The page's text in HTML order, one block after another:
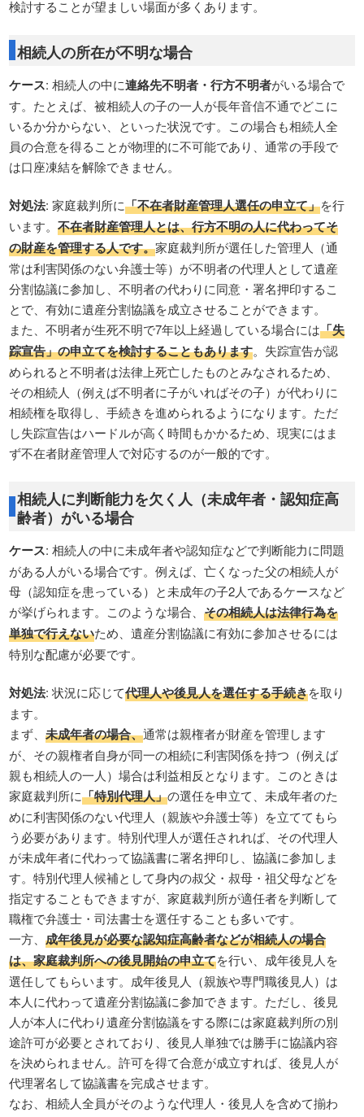
検討することが望ましい場面が多くあります。
相続人の所在が不明な場合
ケース: 相続人の中に連絡先不明者・行方不明者がいる場合で
す。たとえば、被相続人の子の一人が長年音信不通でどこに
いるか分からない、といった状況です。この場合も相続人全
員の合意を得ることが物理的に不可能であり、通常の手段で
は口座凍結を解除できません。
対処法: 家庭裁判所に「不在者財産管理人選任の申立て」を行
います。不在者財産管理人とは、行方不明の人に代わってそ
の財産を管理する人です。家庭裁判所が選任した管理人（通
常は利害関係のない弁護士等）が不明者の代理人として遺産
分割協議に参加し、不明者の代わりに同意・署名押印するこ
とで、有効に遺産分割協議を成立させることができます。
また、不明者が生死不明で7年以上経過している場合には「失
踪宣告」の申立てを検討することもあります。失踪宣告が認
められると不明者は法律上死亡したものとみなされるため、
その相続人（例えば不明者に子がいればその子）が代わりに
相続権を取得し、手続きを進められるようになります。ただ
し失踪宣告はハードルが高く時間もかかるため、現実にはま
ず不在者財産管理人で対応するのが一般的です。
相続人に判断能力を欠く人（未成年者・認知症高
齢者）がいる場合
ケース: 相続人の中に未成年者や認知症などで判断能力に問題
がある人がいる場合です。例えば、亡くなった父の相続人が
母（認知症を患っている）と未成年の子2人であるケースなど
が挙げられます。このような場合、その相続人は法律行為を
単独で行えないため、遺産分割協議に有効に参加させるには
特別な配慮が必要です。
対処法: 状況に応じて代理人や後見人を選任する手続きを取り
ます。
まず、未成年者の場合、通常は親権者が財産を管理します
が、その親権者自身が同一の相続に利害関係を持つ（例えば
親も相続人の一人）場合は利益相反となります。このときは
家庭裁判所に「特別代理人」の選任を申立て、未成年者のた
めに利害関係のない代理人（親族や弁護士等）を立ててもら
う必要があります。特別代理人が選任されれば、その代理人
が未成年者に代わって協議書に署名押印し、協議に参加しま
す。特別代理人候補として身内の叔父・叔母・祖父母などを
指定することもできますが、家庭裁判所が適任者を判断して
職権で弁護士・司法書士を選任することも多いです。
一方、成年後見が必要な認知症高齢者などが相続人の場合
は、家庭裁判所への後見開始の申立てを行い、成年後見人を
選任してもらいます。成年後見人（親族や専門職後見人）は
本人に代わって遺産分割協議に参加できます。ただし、後見
人が本人に代わり遺産分割協議をする際には家庭裁判所の別
途許可が必要とされており、後見人単独では勝手に協議内容
を決められません。許可を得て合意が成立すれば、後見人が
代理署名して協議書を完成させます。
なお、相続人全員がそのような代理人・後見人を含めて揃わ